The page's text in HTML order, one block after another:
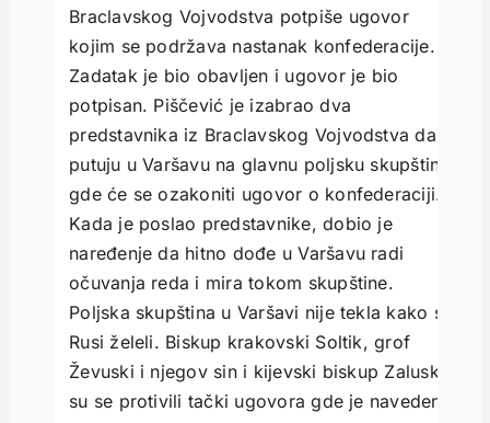
Braclavskog Vojvodstva potpiše ugovor
kojim se podržava nastanak konfederacije.
Zadatak je bio obavljen i ugovor je bio
potpisan. Piščević je izabrao dva
predstavnika iz Braclavskog Vojvodstva da
putuju u Varšavu na glavnu poljsku skupštinu
gde će se ozakoniti ugovor o konfederaciji.
Kada je poslao predstavnike, dobio je
naređenje da hitno dođe u Varšavu radi
očuvanja reda i mira tokom skupštine.
Poljska skupština u Varšavi nije tekla kako su
Rusi želeli. Biskup krakovski Soltik, grof
Ževuski i njegov sin i kijevski biskup Zaluski
su se protivili tački ugovora gde je navedeno